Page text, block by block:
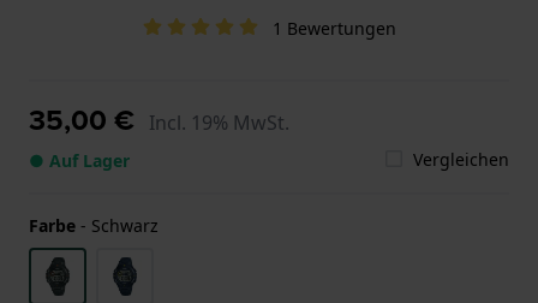
1 Bewertungen
35,00 € Incl. 19% MwSt.
● Auf Lager Vergleichen
Farbe - Schwarz